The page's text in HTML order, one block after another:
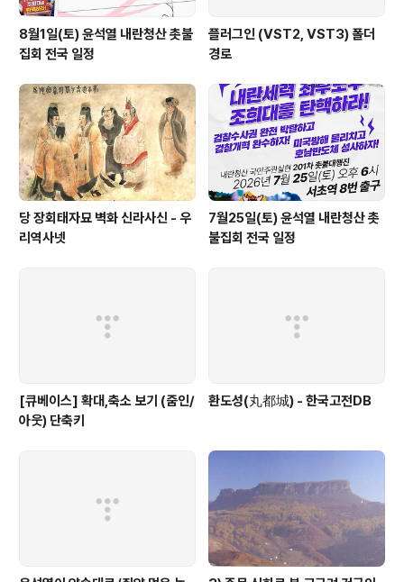
8월1일(토) 윤석열 내란청산 촛불
집회 전국 일정
플러그인 (VST2, VST3) 폴더
경로
당 장회태자묘 벽화 신라사신 - 우
리역사넷
7월25일(토) 윤석열 내란청산 촛
불집회 전국 일정
[큐베이스] 확대,축소 보기 (줌인/
아웃) 단축키
환도성(丸都城) - 한국고전DB